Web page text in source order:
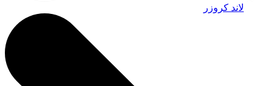
لاند كروزر